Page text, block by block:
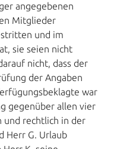
angegebenen
Mitglieder
und im
sie seien nicht
nicht, dass der
der Angaben
war
gegenüber allen vier
und rechtlich in der
Herr G. Urlaub